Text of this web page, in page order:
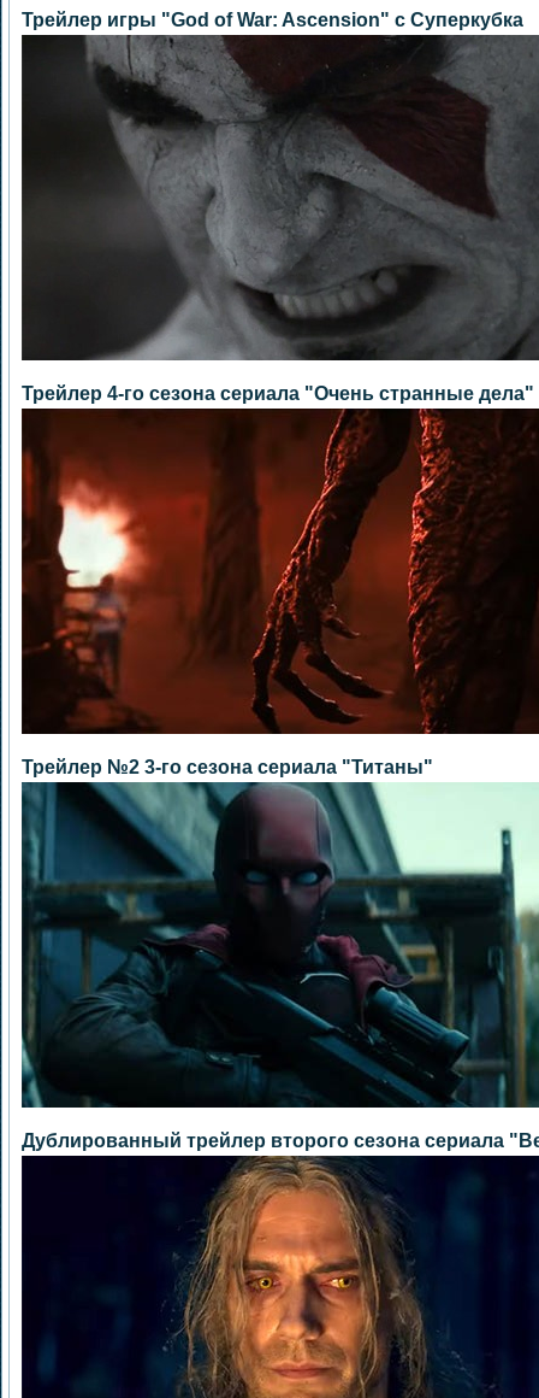
Трейлер игры "God of War: Ascension" с Суперкубка
Трейлер 4-го сезона сериала "Очень странные дела"
Трейлер №2 3-го сезона сериала "Титаны"
Дублированный трейлер второго сезона сериала